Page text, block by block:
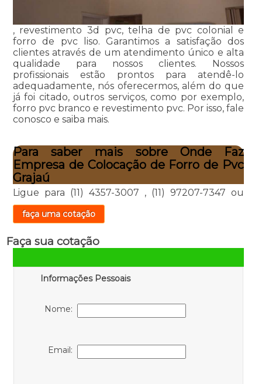
, revestimento 3d pvc, telha de pvc colonial e
forro de pvc liso. Garantimos a satisfação dos
clientes através de um atendimento único e alta
qualidade para nossos clientes. Nossos
profissionais estão prontos para atendê-lo
adequadamente, nós oferecermos, além do que
já foi citado, outros serviços, como por exemplo,
forro pvc branco e revestimento pvc. Por isso, fale
conosco e saiba mais.
Para saber mais sobre Onde Faz
Empresa de Colocação de Forro de Pvc
Grajaú
Ligue para (11) 4357-3007 , (11) 97207-7347 ou
faça uma cotação
Faça sua cotação
Informações Pessoais
Nome:
Email: